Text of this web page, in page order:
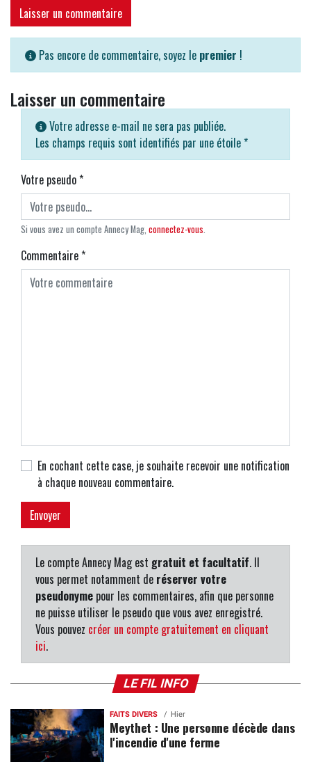
Laisser un commentaire
Pas encore de commentaire, soyez le premier !
Laisser un commentaire
Votre adresse e-mail ne sera pas publiée.
Les champs requis sont identifiés par une étoile *
Votre pseudo*
Si vous avez un compte Annecy Mag, connectez-vous.
Commentaire*
En cochant cette case, je souhaite recevoir une notification
à chaque nouveau commentaire.
Le compte Annecy Mag est gratuit et facultatif. Il
vous permet notamment de réserver votre
pseudonyme pour les commentaires, afin que personne
ne puisse utiliser le pseudo que vous avez enregistré.
Vous pouvez créer un compte gratuitement en cliquant
ici.
LE FIL INFO
FAITS DIVERS Hier
Meythet : Une personne décède dans
l'incendie d'une ferme